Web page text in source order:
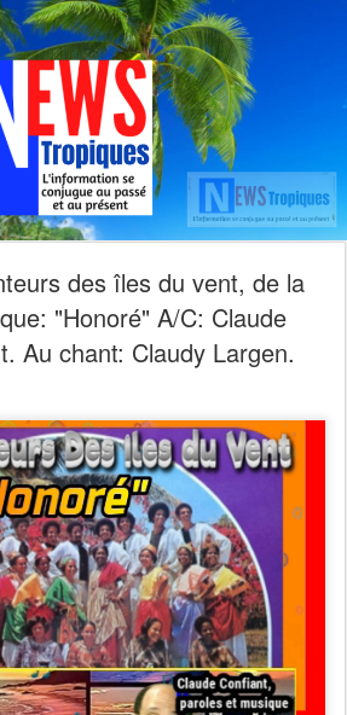
des îles du vent, de la
"Honoré" A/C: Claude
Au chant: Claudy Largen.